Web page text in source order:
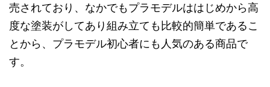
売されており、なかでもプラモデルははじめから高
度な塗装がしてあり組み立ても比較的簡単であるこ
とから、プラモデル初心者にも人気のある商品で
す。